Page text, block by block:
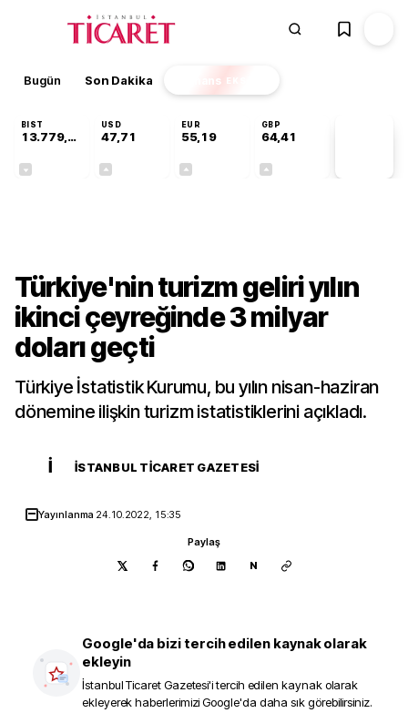
Bugün Son Dakika Finans EKSTRA
BIST
13.779,39
USD
47,71
EUR
55,19
GBP
64,41
Türkiye'nin turizm geliri yılın
ikinci çeyreğinde 3 milyar
doları geçti
Türkiye İstatistik Kurumu, bu yılın nisan-haziran
dönemine ilişkin turizm istatistiklerini açıkladı.
İ İSTANBUL TICARET GAZETESI
Yayınlanma 24.10.2022, 15:35
Paylaş
N
Google'da bizi tercih edilen kaynak olarak
ekleyin
İstanbul Ticaret Gazetesi'i tercih edilen kaynak olarak
ekleyerek haberlerimizi Google'da daha sık görebilirsiniz.